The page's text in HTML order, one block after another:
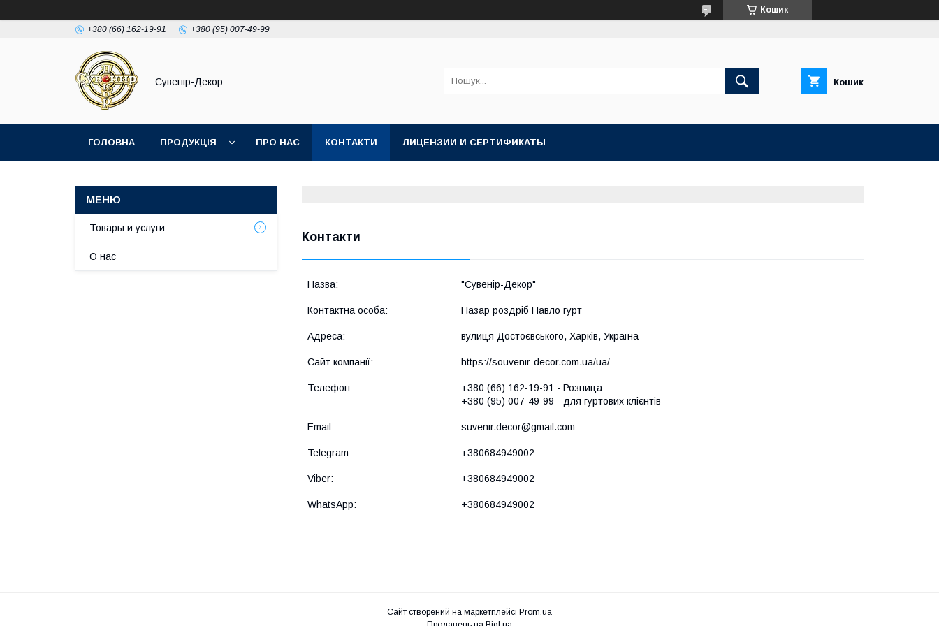
Кошик
+380 (66) 162-19-91 +380 (95) 007-49-99
Сувенір-Декор Кошик
ГОЛОВНА ПРОДУКЦІЯ ПРО НАС КОНТАКТИ ЛИЦЕНЗИИ И СЕРТИФИКАТЫ
Контакти
"Сувенір-Декор"
Назар роздріб Павло гурт
вулиця Достоєвського, Харків, Україна
https://souvenir-decor.com.ua/ua/
+380 (66) 162-19-91
Розница
+380 (95) 007-49-99
для гуртових клієнтів
suvenir.decor@gmail.com
+380684949002
+380684949002
+380684949002
Товары и услуги
О нас
Сайт створений на маркетплейсі Prom.ua